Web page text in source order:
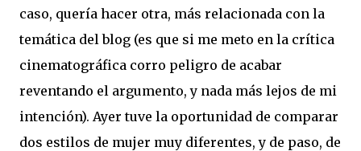
caso, quería hacer otra, más relacionada con la
temática del blog (es que si me meto en la crítica
cinematográfica corro peligro de acabar
reventando el argumento, y nada más lejos de mi
intención). Ayer tuve la oportunidad de comparar
dos estilos de mujer muy diferentes, y de paso, de